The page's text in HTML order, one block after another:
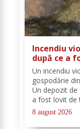
Incendiu
după ce a
Un incendiu
gospodărie
Un depozit
a fost lovit de
ora 22:00. La
pompierii din
8 august 2026